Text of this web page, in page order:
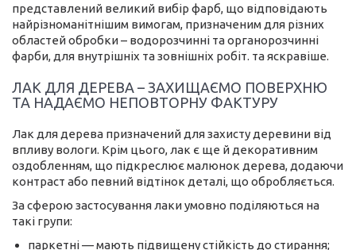
представлений великий вибір фарб, що відповідають
найрізноманітнішим вимогам, призначеним для різних
областей обробки – водорозчинні та органорозчинні
фарби, для внутрішніх та зовнішніх робіт. та яскравіше.
ЛАК ДЛЯ ДЕРЕВА – ЗАХИЩАЄМО ПОВЕРХНЮ
ТА НАДАЄМО НЕПОВТОРНУ ФАКТУРУ
Лак для дерева призначений для захисту деревини від
впливу вологи. Крім цього, лак є ще й декоративним
оздобленням, що підкреслює малюнок дерева, додаючи
контраст або певний відтінок деталі, що обробляється.
За сферою застосування лаки умовно поділяються на
такі групи:
паркетні — мають підвищену стійкість до стирання;